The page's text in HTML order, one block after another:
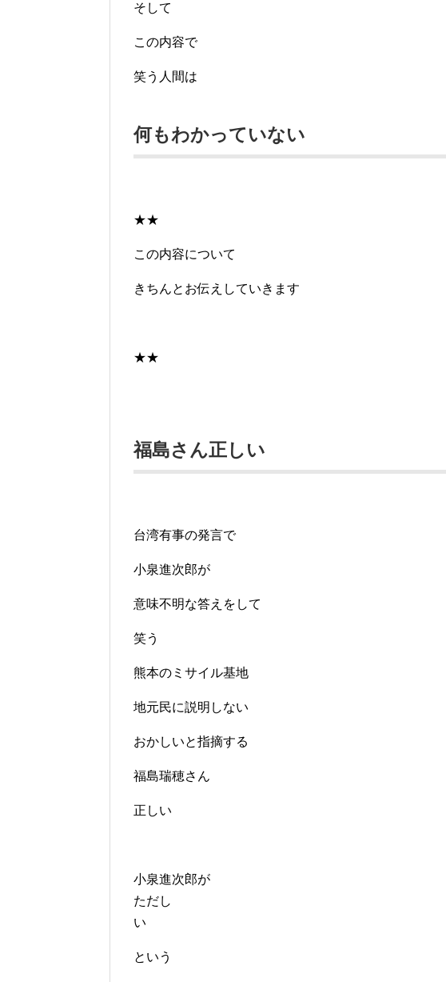
そして
この内容で
笑う人間は
何もわかっていない
★★
この内容について
きちんとお伝えしていきます
★★
福島さん正しい
台湾有事の発言で
小泉進次郎が
意味不明な答えをして
笑う
熊本のミサイル基地
地元民に説明しない
おかしいと指摘する
福島瑞穂さん
正しい
小泉進次郎が
ただし
い
という